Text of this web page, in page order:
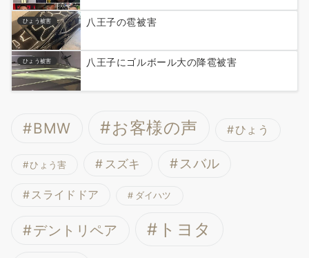
ひょう被害 八王子の雹被害
ひょう被害 八王子にゴルボール大の降雹被害
BMW お客様の声 ひょう
ひょう害 スズキ スバル
スライドドア ダイハツ
デントリペア トヨタ